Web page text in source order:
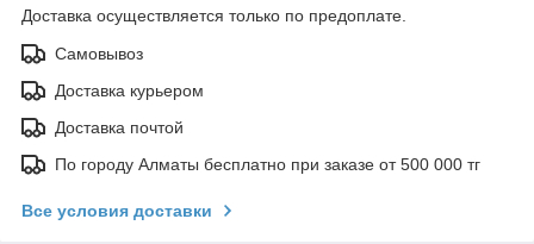
Доставка осуществляется только по предоплате.
Самовывоз
Доставка курьером
Доставка почтой
По городу Алматы бесплатно при заказе от 500 000 тг
Все условия доставки